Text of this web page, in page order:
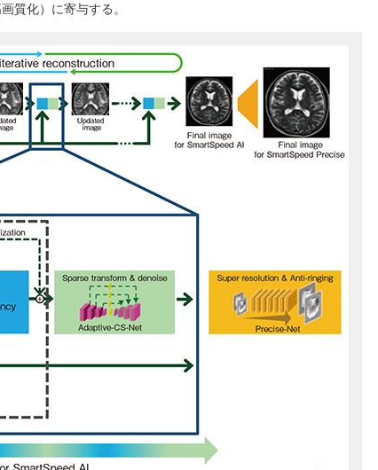
質化）に寄与する。